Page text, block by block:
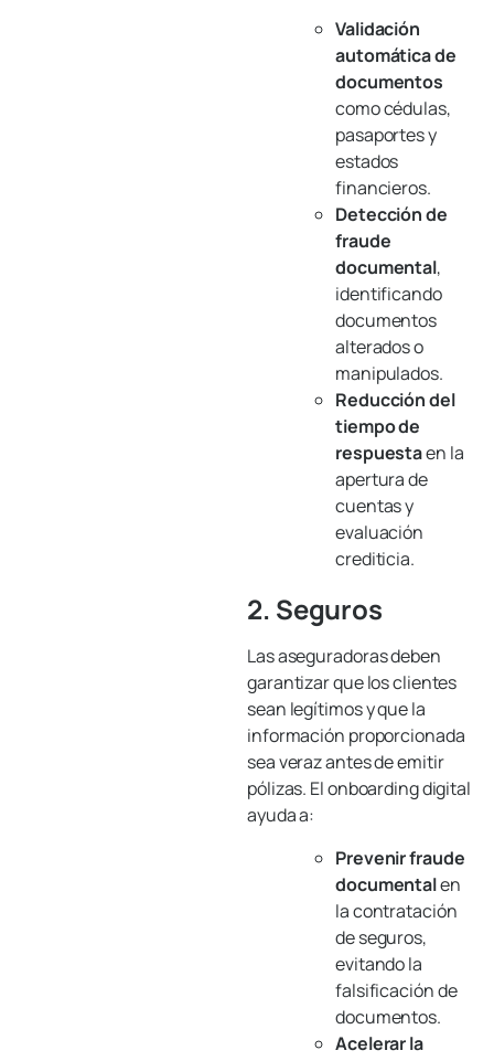
Validación
automática de
documentos
como cédulas,
pasaportes y
estados
financieros.
Detección de
fraude
documental,
identificando
documentos
alterados o
manipulados.
Reducción del
tiempo de
respuestaen la
apertura de
cuentas y
evaluación
crediticia.
2. Seguros
Las aseguradoras deben
garantizar que los clientes
sean legítimos y que la
información proporcionada
sea veraz antes de emitir
pólizas. El onboarding digital
ayuda a:
Prevenir fraude
documentalen
la contratación
de seguros,
evitando la
falsificación de
documentos.
Acelerar la